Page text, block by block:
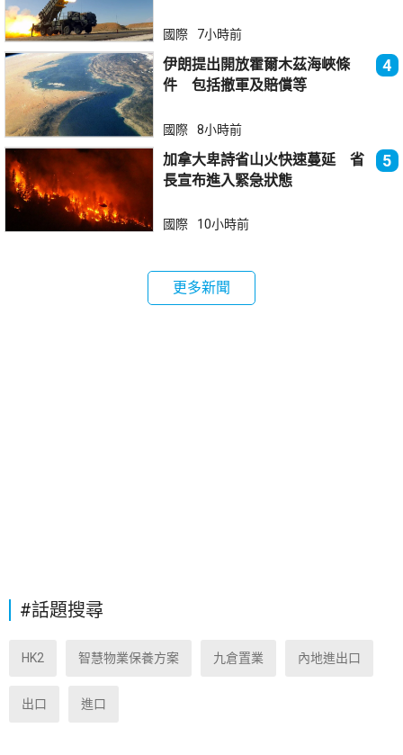
國際 7小時前
伊朗提出開放霍爾木茲海峽條
件 包括撤軍及賠償等
4
國際 8小時前
加拿大卑詩省山火快速蔓延 省
長宣布進入緊急狀態
5
國際 10小時前
更多新聞
#話題搜尋
HK2 智慧物業保養方案 九倉置業 內地進出口
出口 進口